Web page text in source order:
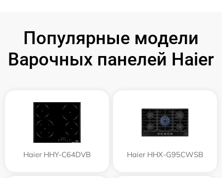
Популярные модели
Варочных панелей Haier
Haier HHY-C64DVB Haier HHX-G95CWSB